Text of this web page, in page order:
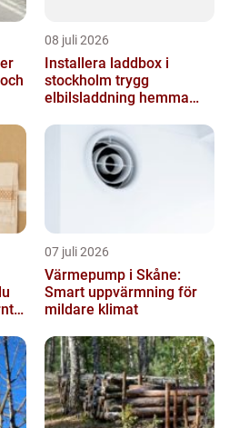
08 juli 2026
Installera laddbox i
stockholm trygg
elbilsladdning hemma
07 juli 2026
Värmepump i Skåne:
Smart uppvärmning för
mildare klimat